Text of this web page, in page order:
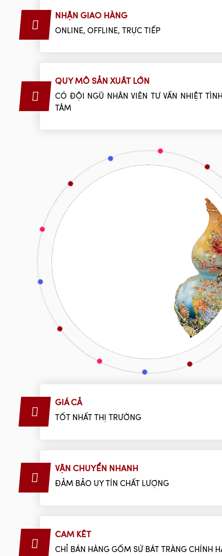
NHẬN GIAO HÀNG
ONLINE, OFFLINE, TRỰC TIẾP
QUY MÔ SẢN XUẤT LỚN
CÓ ĐỘI NGŨ NHÂN VIÊN TƯ VẤN NHIỆT
TÂM
GIÁ CẢ
TỐT NHẤT THỊ TRƯỜNG
VẬN CHUYỂN NHANH
ĐẢM BẢO UY TÍN CHẤT LƯỢNG
CAM KẾT
CHỈ BÁN HÀNG GỐM SỨ BÁT TRÀNG CHÍNH